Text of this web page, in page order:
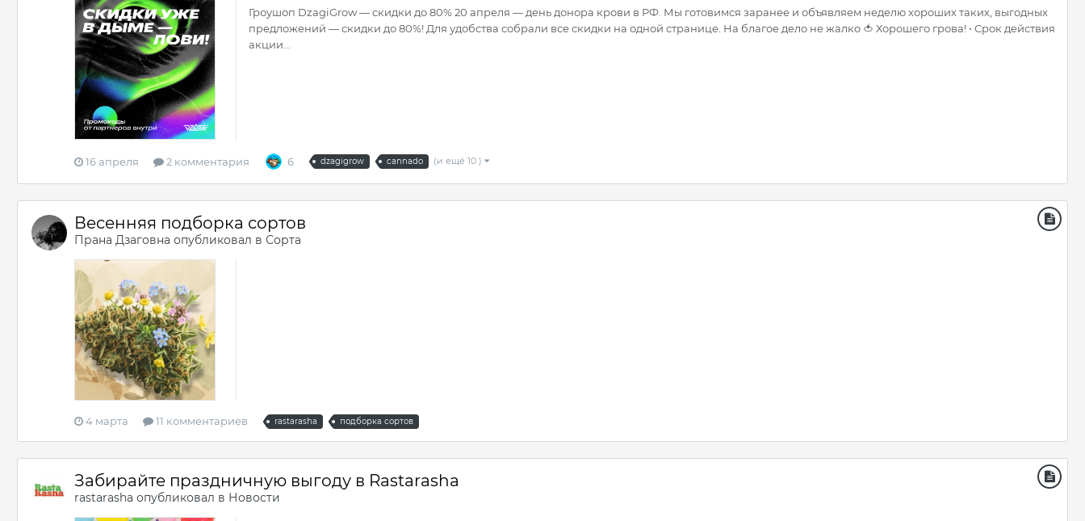
Гроушоп DzagiGrow — скидки до 80% 20 апреля — день донора крови в РФ. Мы готовимся заранее и объявляем неделю хороших таких, выгодных
предложений — скидки до 80%! Для удобства собрали все скидки на одной странице. На благое дело не жалко 🍅 Хорошего грова! • Срок действия
акции...
16 апреля 2 комментария 6 dzagigrow cannado (и ещё 10 )
Весенняя подборка сортов
Прана Дзаговна опубликовал в Сорта
4 марта 11 комментариев rastarasha подборка сортов
Забирайте праздничную выгоду в Rastarasha
rastarasha опубликовал в Новости